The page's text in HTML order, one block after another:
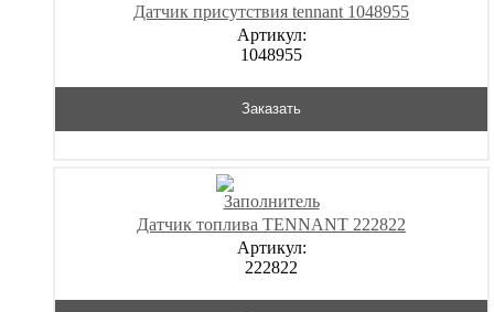
Датчик присутствия tennant 1048955
Артикул:
1048955
Заказать
Датчик топлива TENNANT 222822
Артикул:
222822